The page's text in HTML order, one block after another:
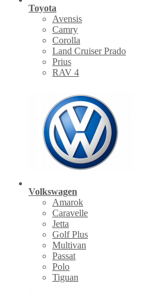
Toyota
Avensis
Camry
Corolla
Land Cruiser Prado
Prius
RAV 4
Volkswagen
Amarok
Caravelle
Jetta
Golf Plus
Multivan
Passat
Polo
Tiguan